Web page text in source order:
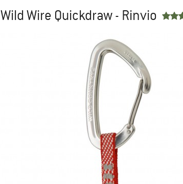
Wild Wire Quickdraw - Rinvio